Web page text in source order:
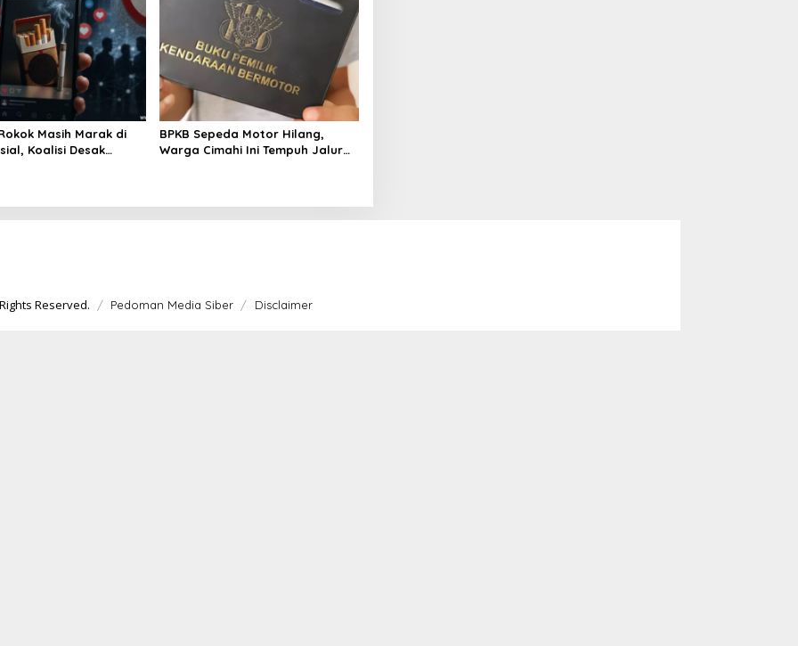
Masih Marak di
Koalisi Desak
BPKB Sepeda Motor Hilang,
Warga Cimahi Ini Tempuh Jalur
Reserved. Pedoman Media Siber Disclaimer